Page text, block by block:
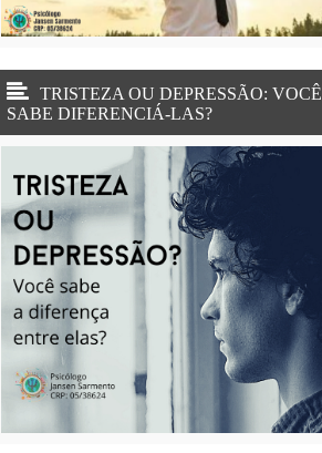
TRISTEZA OU DEPRESSÃO: VOCÊ
SABE DIFERENCIÁ-LAS?